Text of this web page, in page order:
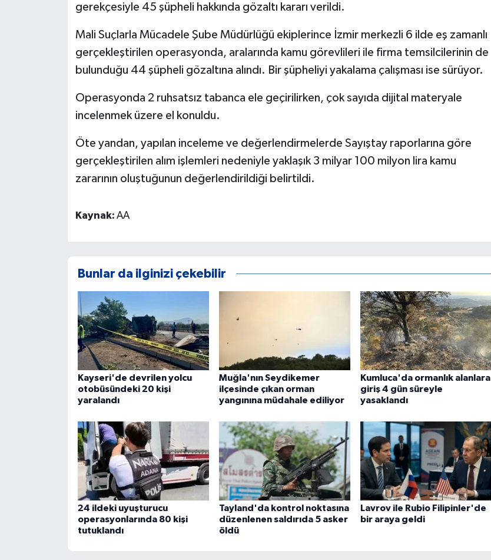
gerekçesiyle 45 şüpheli hakkında gözaltı kararı verildi.
Mali Suçlarla Mücadele Şube Müdürlüğü ekiplerince İzmir merkezli 6 ilde eş zamanlı
gerçekleştirilen operasyonda, aralarında kamu görevlileri ile firma temsilcilerinin de
bulunduğu 44 şüpheli gözaltına alındı. Bir şüpheliyi yakalama çalışması ise sürüyor.
Operasyonda 2 ruhsatsız tabanca ele geçirilirken, çok sayıda dijital materyale
incelenmek üzere el konuldu.
Öte yandan, yapılan inceleme ve değerlendirmelerde Sayıştay raporlarına göre
gerçekleştirilen alım işlemleri nedeniyle yaklaşık 3 milyar 100 milyon lira kamu
zararının oluştuğunun değerlendirildiği belirtildi.
Kaynak: AA
Bunlar da ilginizi çekebilir
Kayseri'de devrilen yolcu
otobüsündeki 20 kişi
yaralandı
Muğla'nın Seydikemer
ilçesinde çıkan orman
yangınına müdahale ediliyor
Kumluca'da ormanlık alanlara
giriş 4 gün süreyle
yasaklandı
24 ildeki uyuşturucu
operasyonlarında 80 kişi
tutuklandı
Tayland'da kontrol noktasına
düzenlenen saldırıda 5 asker
öldü
Lavrov ile Rubio Filipinler'de
bir araya geldi